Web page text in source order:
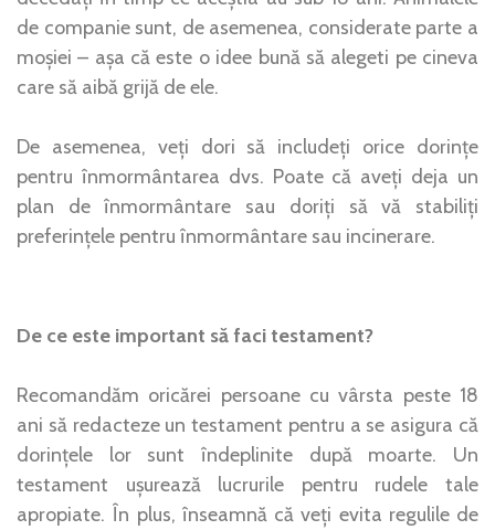
de companie sunt, de asemenea, considerate parte a
moșiei – așa că este o idee bună să alegeti pe cineva
care să aibă grijă de ele.
De asemenea, veți dori să includeți orice dorințe
pentru înmormântarea dvs. Poate că aveți deja un
plan de înmormântare sau doriți să vă stabiliți
preferințele pentru înmormântare sau incinerare.
De ce este important să faci testament?
Recomandăm oricărei persoane cu vârsta peste 18
ani să redacteze un testament pentru a se asigura că
dorințele lor sunt îndeplinite după moarte. Un
testament ușurează lucrurile pentru rudele tale
apropiate. În plus, înseamnă că veți evita regulile de